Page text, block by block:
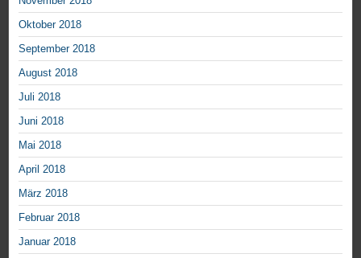
Oktober 2018
September 2018
August 2018
Juli 2018
Juni 2018
Mai 2018
April 2018
März 2018
Februar 2018
Januar 2018